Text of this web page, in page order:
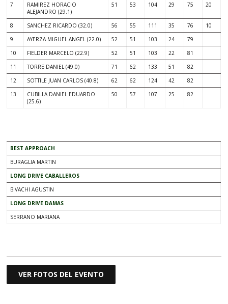
7
RAMIREZ HORACIO
ALEJANDRO (29.1)
51 53 104 29 75 20
8 SANCHEZ RICARDO (32.0) 56 55 111 35 76
10
9
AYERZA MIGUEL ANGEL (22.0) 52 51 103 24
79
10
FIELDER MARCELO (22.9) 52 51 103 22
81
11
TORRE DANIEL (49.0) 71 62 133 51
82
12
SOTTILE JUAN CARLOS (40.8) 62 62 124 42
82
13
CUBILLA DANIEL EDUARDO
(25.6)
50 57 107 25 82
BEST APPROACH
BURAGLIA MARTIN
LONG DRIVE CABALLEROS
BIVACHI AGUSTIN
LONG DRIVE DAMAS
SERRANO MARIANA
VER FOTOS DEL EVENTO